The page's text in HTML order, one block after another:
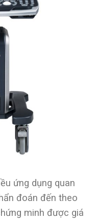
ứng dụng quan
đoán đến theo
minh được giá